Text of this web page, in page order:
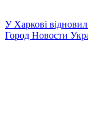
У Харкові
Город Новости